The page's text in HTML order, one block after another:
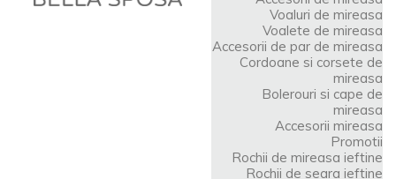
Voaluri de mireasa
Voalete de mireasa
Accesorii de par de mireasa
Cordoane si corsete de
mireasa
Bolerouri si cape de
mireasa
Accesorii mireasa
Promotii
Rochii de mireasa ieftine
Rochii de seara ieftine